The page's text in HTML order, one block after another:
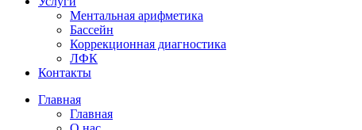
Ментальная арифметика
Бассейн
Коррекционная диагностика
ЛФК
Контакты
Главная
Главная